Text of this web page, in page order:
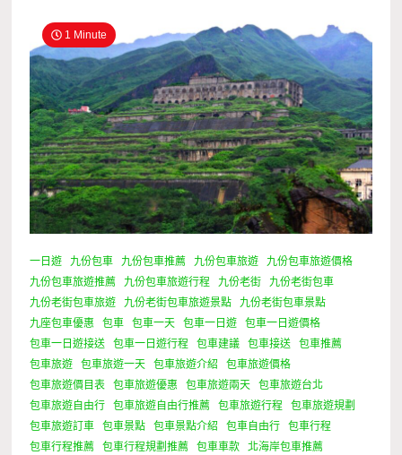
1 Minute
一日遊 九份包車 九份包車推薦 九份包車旅遊
九份包車旅遊價格
九份包車旅遊推薦
九份包車旅遊行程 九份老街
九份老街包車
九份老街包車旅遊
九份老街包車旅遊景點
九份老街包車景點
九座包車優惠
包車 包車一天 包車一日遊
包車一日遊價格
包車一日遊接送
包車一日遊行程 包車建議 包車接送
包車推薦
包車旅遊
包車旅遊一天 包車旅遊介紹
包車旅遊價格
包車旅遊價目表
包車旅遊優惠 包車旅遊兩天
包車旅遊台北
包車旅遊自由行
包車旅遊自由行推薦 包車旅遊行程
包車旅遊規劃
包車旅遊訂車
包車景點 包車景點介紹 包車自由行
包車行程
包車行程推薦
包車行程規劃推薦 包車車款
北海岸包車推薦